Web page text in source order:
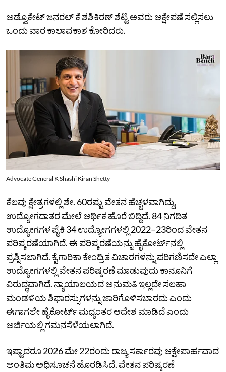
ಅಡ್ವೊಕೇಟ್‌ ಜನರಲ್‌ ಕೆ ಶಶಿಕಿರಣ್‌ ಶೆಟ್ಟಿ ಅವರು ಆಕ್ಷೇಪಣೆ ಸಲ್ಲಿಸಲು
ಒಂದು ವಾರ ಕಾಲಾವಕಾಶ ಕೋರಿದರು.
Advocate General K Shashi Kiran Shetty
ಕೆಲವು ಕ್ಷೇತ್ರಗಳಲ್ಲಿ ಶೇ. 60ರಷ್ಟು ವೇತನ ಹೆಚ್ಚಳವಾಗಿದ್ದು,
ಉದ್ಯೋಗದಾತರ ಮೇಲೆ ಆರ್ಥಿಕ ಹೊರೆ ಬಿದ್ದಿದೆ. 84 ನಿಗದಿತ
ಉದ್ಯೋಗಗಳ ಪೈಕಿ 34 ಉದ್ಯೋಗಗಳಲ್ಲಿ 2022–23ರಿಂದ ವೇತನ
ಪರಿಷ್ಕರಣೆಯಾಗಿದೆ. ಈ ಪರಿಷ್ಕರಣೆಯನ್ನು ಹೈಕೋರ್ಟ್‌ನಲ್ಲಿ
ಪ್ರಶ್ನಿಸಲಾಗಿದೆ. ಕೈಗಾರಿಕಾ ಕೇಂದ್ರಿತ ವಿಚಾರಗಳನ್ನು ಪರಿಗಣಿಸದೇ ಎಲ್ಲಾ
ಉದ್ಯೋಗಗಳಲ್ಲಿ ವೇತನ ಪರಿಷ್ಕರಣೆ ಮಾಡುವುದು ಕಾನೂನಿಗೆ
ವಿರುದ್ಧವಾಗಿದೆ. ನ್ಯಾಯಾಲಯದ ಅನುಮತಿ ಇಲ್ಲದೇ ಸಲಹಾ
ಮಂಡಳಿಯ ಶಿಫಾರಸ್ಸುಗಳನ್ನು ಜಾರಿಗೊಳಿಸಬಾರದು ಎಂದು
ಈಗಾಗಲೇ ಹೈಕೋರ್ಟ್‌ ಮಧ್ಯಂತರ ಆದೇಶ ಮಾಡಿದೆ ಎಂದು
ಅರ್ಜಿಯಲ್ಲಿ ಗಮನಸೆಳೆಯಲಾಗಿದೆ.
ಇಷ್ಟಾದರೂ 2026 ಮೇ 22ರಂದು ರಾಜ್ಯ ಸರ್ಕಾರವು ಆಕ್ಷೇಪಾರ್ಹವಾದ
ಅಂತಿಮ ಅಧಿಸೂಚನೆ ಹೊರಡಿಸಿದೆ. ವೇತನ ಪರಿಷ್ಕರಣೆ